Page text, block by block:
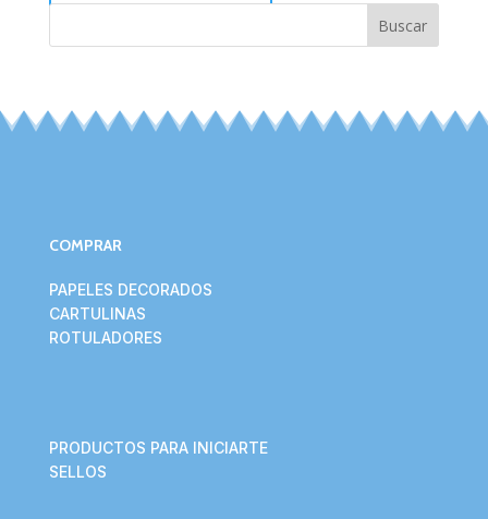
Buscar
COMPRAR
PAPELES DECORADOS
CARTULINAS
ROTULADORES
PRODUCTOS PARA INICIARTE
SELLOS